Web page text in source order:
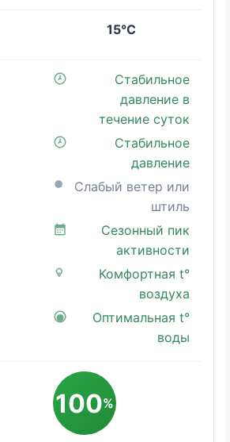
15°C
Стабильное
давление в
течение суток
Стабильное
давление
Слабый ветер или
штиль
Сезонный пик
активности
Комфортная t°
воздуха
Оптимальная t°
воды
100%